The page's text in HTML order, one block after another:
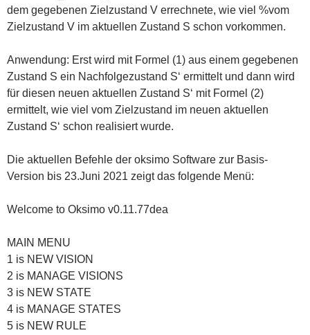
dem gegebenen Zielzustand V errechnete, wie viel %vom
Zielzustand V im aktuellen Zustand S schon vorkommen.
Anwendung: Erst wird mit Formel (1) aus einem gegebenen
Zustand S ein Nachfolgezustand S‘ ermittelt und dann wird
für diesen neuen aktuellen Zustand S‘ mit Formel (2)
ermittelt, wie viel vom Zielzustand im neuen aktuellen
Zustand S‘ schon realisiert wurde.
Die aktuellen Befehle der oksimo Software zur Basis-
Version bis 23.Juni 2021 zeigt das folgende Menü:
Welcome to Oksimo v0.11.77dea
MAIN MENU
1 is NEW VISION
2 is MANAGE VISIONS
3 is NEW STATE
4 is MANAGE STATES
5 is NEW RULE